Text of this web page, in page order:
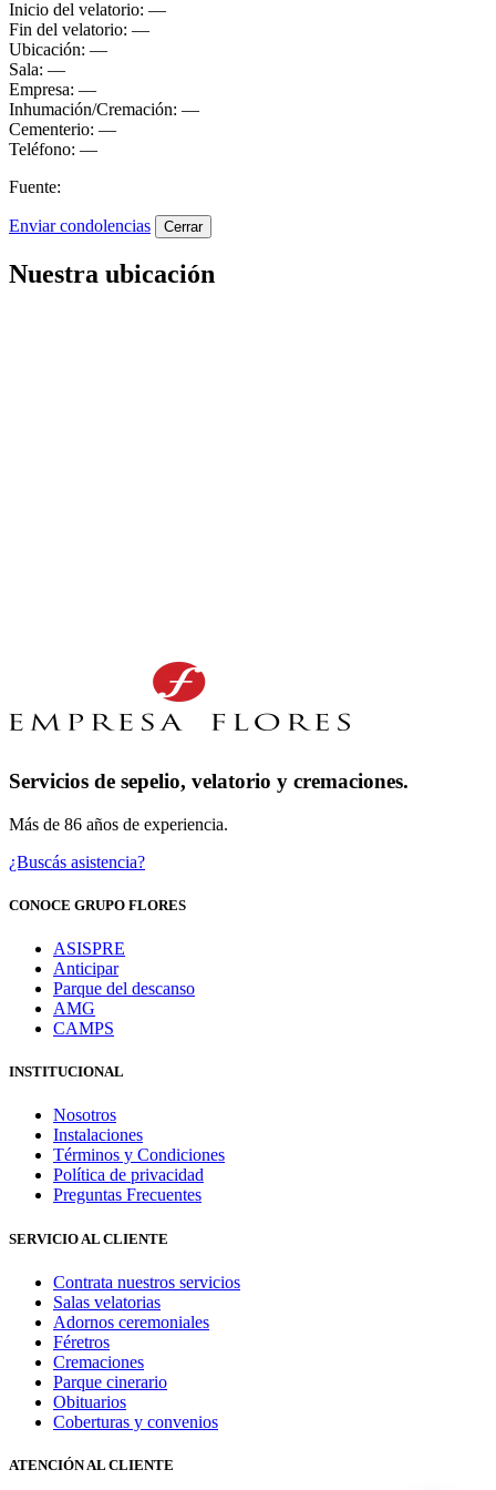
Inicio del velatorio: —
Fin del velatorio: —
Ubicación: —
Sala: —
Empresa: —
Inhumación/Cremación: —
Cementerio: —
Teléfono: —
Fuente:
Enviar condolencias Cerrar
Nuestra ubicación
Servicios de sepelio, velatorio y cremaciones.
Más de 86 años de experiencia.
¿Buscás asistencia?
CONOCE GRUPO FLORES
ASISPRE
Anticipar
Parque del descanso
AMG
CAMPS
INSTITUCIONAL
Nosotros
Instalaciones
Términos y Condiciones
Política de privacidad
Preguntas Frecuentes
SERVICIO AL CLIENTE
Contrata nuestros servicios
Salas velatorias
Adornos ceremoniales
Féretros
Cremaciones
Parque cinerario
Obituarios
Coberturas y convenios
ATENCIÓN AL CLIENTE